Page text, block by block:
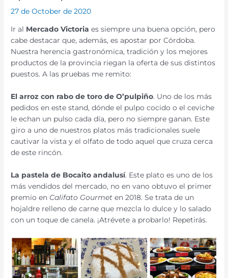
27 de October de 2020
Ir al Mercado Victoria es siempre una buena opción, pero
cabe destacar que, además, es apostar por Córdoba.
Nuestra herencia gastronómica, tradición y los mejores
productos de la provincia riegan la oferta de sus distintos
puestos. A las pruebas me remito:
El arroz con rabo de toro de O’pulpiño. Uno de los más
pedidos en este stand, dónde el pulpo cocido o el ceviche
le echan un pulso cada día, pero no siempre ganan. Este
giro a uno de nuestros platos más tradicionales suele
cautivar la vista y el olfato de todo aquel que cruza cerca
de este rincón.
La pastela de Bocaito andalusí. Este plato es uno de los
más vendidos del mercado, no en vano obtuvo el primer
premio en Califato Gourmet en 2018. Se trata de un
hojaldre relleno de carne que mezcla lo dulce y lo salado
con un toque de canela. ¡Atrévete a probarlo! Repetirás.